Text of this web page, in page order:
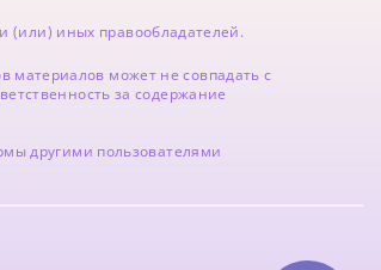
(или) иных правообладателей.
может не совпадать с
за содержание
другими пользователями